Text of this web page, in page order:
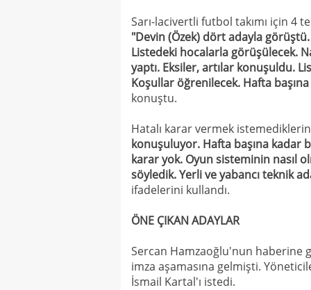
Sarı-lacivertli futbol takımı için 4
"Devin (Özek) dört adayla
Listedeki hocalarla görüşülecek.
yaptı. Eksiler, artılar konuşuldu.
Koşullar öğrenilecek. Hafta
konuştu.
Hatalı karar vermek
konuşuluyor. Hafta başına kadar
karar yok. Oyun sisteminin nasıl
söyledik. Yerli ve yabancı teknik
ifadelerini kullandı.
ÖNE ÇIKAN ADAYLAR
Sercan Hamzaoğlu'nun haberine
imza aşamasına gelmişti.
İsmail Kartal'ı istedi.